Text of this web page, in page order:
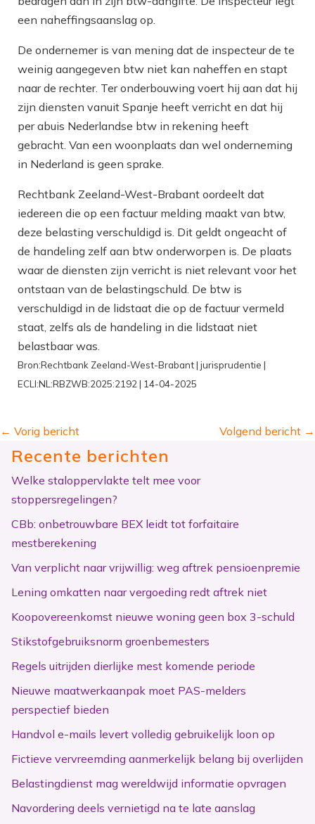
een naheffingsaanslag op.
De ondernemer is van mening dat de inspecteur de te
weinig aangegeven btw niet kan naheffen en stapt
naar de rechter. Ter onderbouwing voert hij aan dat hij
zijn diensten vanuit Spanje heeft verricht en dat hij
per abuis Nederlandse btw in rekening heeft
gebracht. Van een woonplaats dan wel onderneming
in Nederland is geen sprake.
Rechtbank Zeeland-West-Brabant oordeelt dat
iedereen die op een factuur melding maakt van btw,
deze belasting verschuldigd is. Dit geldt ongeacht of
de handeling zelf aan btw onderworpen is. De plaats
waar de diensten zijn verricht is niet relevant voor het
ontstaan van de belastingschuld. De btw is
verschuldigd in de lidstaat die op de factuur vermeld
staat, zelfs als de handeling in die lidstaat niet
belastbaar was.
Bron:Rechtbank Zeeland-West-Brabant | jurisprudentie |
ECLI:NL:RBZWB:2025:2192 | 14-04-2025
← Vorig bericht Volgend bericht →
Recente berichten
Welke staloppervlakte telt mee voor
stoppersregelingen?
CBb: onbetrouwbare BEX leidt tot forfaitaire
mestberekening
Van verplicht naar vrijwillig: weg aftrek pensioenpremie
Lening omkatten naar vergoeding redt aftrek niet
Koopovereenkomst nieuwe woning geen box 3-schuld
Stikstofgebruiksnorm groenbemesters
Regels uitrijden dierlijke mest komende periode
Nieuwe maatwerkaanpak moet PAS-melders
perspectief bieden
Handvol e-mails levert volledig gebruikelijk loon op
Fictieve vervreemding aanmerkelijk belang bij overlijden
Belastingdienst mag wereldwijd informatie opvragen
Navordering deels vernietigd na te late aanslag